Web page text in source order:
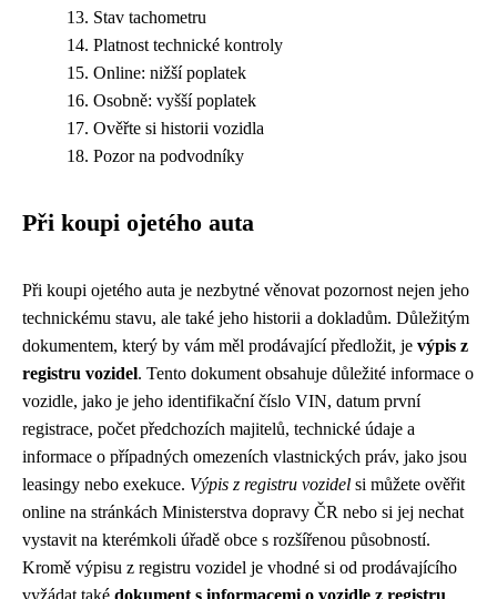
Stav tachometru
Platnost technické kontroly
Online: nižší poplatek
Osobně: vyšší poplatek
Ověřte si historii vozidla
Pozor na podvodníky
Při koupi ojetého auta
Při koupi ojetého auta je nezbytné věnovat pozornost nejen jeho
technickému stavu, ale také jeho historii a dokladům. Důležitým
dokumentem, který by vám měl prodávající předložit, je výpis z
registru vozidel. Tento dokument obsahuje důležité informace o
vozidle, jako je jeho identifikační číslo VIN, datum první
registrace, počet předchozích majitelů, technické údaje a
informace o případných omezeních vlastnických práv, jako jsou
leasingy nebo exekuce. Výpis z registru vozidel si můžete ověřit
online na stránkách Ministerstva dopravy ČR nebo si jej nechat
vystavit na kterémkoli úřadě obce s rozšířenou působností.
Kromě výpisu z registru vozidel je vhodné si od prodávajícího
vyžádat také dokument s informacemi o vozidle z registru,